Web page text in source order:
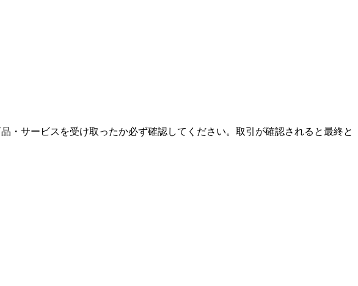
サービスを受け取ったか必ず確認してください。取引が確認されると最終と